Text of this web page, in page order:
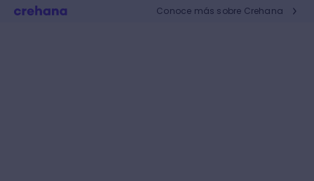
Conoce más sobre Crehana